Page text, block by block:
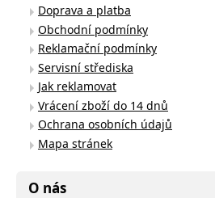
Doprava a platba
Obchodní podmínky
Reklamační podmínky
Servisní střediska
Jak reklamovat
Vrácení zboží do 14 dnů
Ochrana osobních údajů
Mapa stránek
O nás